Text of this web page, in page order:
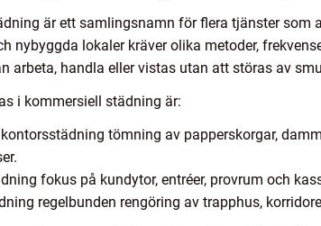
är ett samlingsnamn för flera tjänster som
nybyggda lokaler kräver olika metoder,
arbeta, handla eller vistas utan att störas av
i kommersiell städning är:
tömning av papperskorgar,
fokus på kundytor, entréer, provrum och
regelbunden rengöring av trapphus,